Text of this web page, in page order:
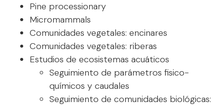
Pine processionary
Micromammals
Comunidades vegetales: encinares
Comunidades vegetales: riberas
Estudios de ecosistemas acuáticos
Seguimiento de parámetros fisico-
químicos y caudales
Seguimiento de comunidades biológicas: